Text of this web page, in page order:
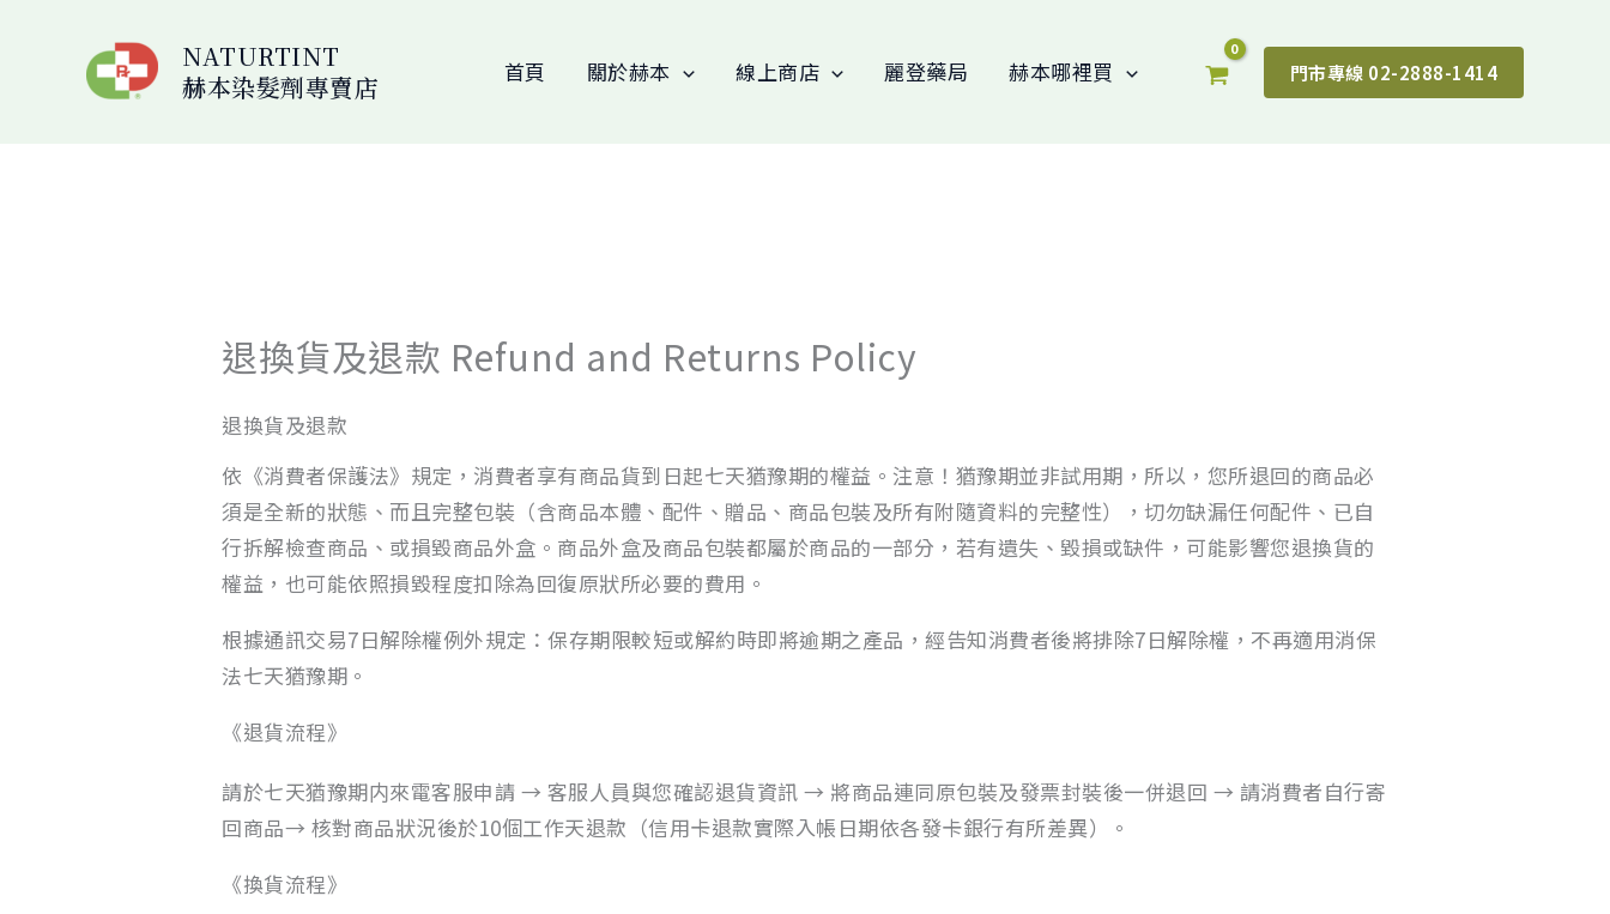
NATURTINT
赫本染髮劑專賣店
首頁 關於赫本 線上商店 麗登藥局 赫本哪裡買 門市專線 02-2888-1414
退換貨及退款 Refund and Returns Policy
退換貨及退款
依《消費者保護法》規定，消費者享有商品貨到日起七天猶豫期的權益。注意！猶豫期並非試用期，所以，您所退回的商品必
須是全新的狀態、而且完整包裝（含商品本體、配件、贈品、商品包裝及所有附隨資料的完整性），切勿缺漏任何配件、已自
行拆解檢查商品、或損毀商品外盒。商品外盒及商品包裝都屬於商品的一部分，若有遺失、毀損或缺件，可能影響您退換貨的
權益，也可能依照損毀程度扣除為回復原狀所必要的費用。
根據通訊交易7日解除權例外規定：保存期限較短或解約時即將逾期之產品，經告知消費者後將排除7日解除權，不再適用消保
法七天猶豫期。
《退貨流程》
請於七天猶豫期内來電客服申請 → 客服人員與您確認退貨資訊 → 將商品連同原包裝及發票封裝後一併退回 → 請消費者自行寄
回商品→ 核對商品狀況後於10個工作天退款（信用卡退款實際入帳日期依各發卡銀行有所差異）。
《換貨流程》